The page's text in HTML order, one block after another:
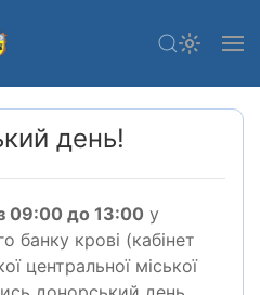
день!
09:00 до 13:00 у
банку крові (кабінет
центральної міської